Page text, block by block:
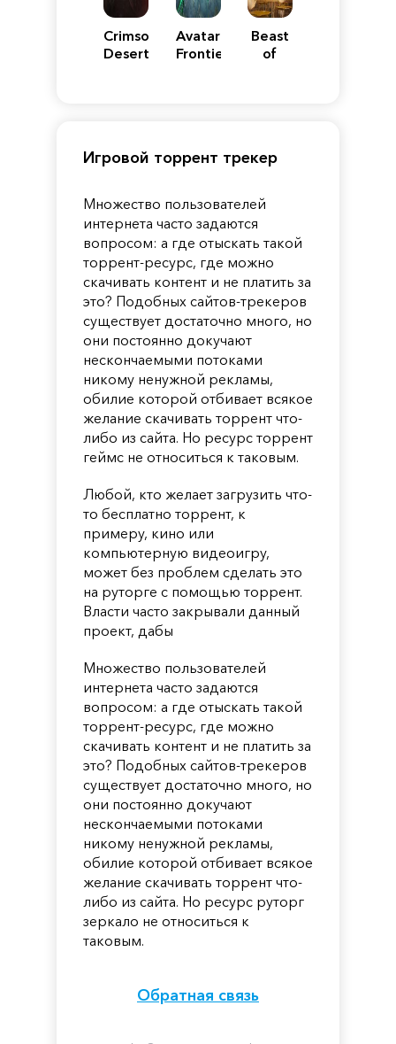
Crimson
Desert
Avatar:
Frontiers
Beast
of
Игровой торрент трекер
Множество пользователей
интернета часто задаются
вопросом: а где отыскать такой
торрент-ресурс, где можно
скачивать контент и не платить за
это? Подобных сайтов-трекеров
существует достаточно много, но
они постоянно докучают
нескончаемыми потоками
никому ненужной рекламы,
обилие которой отбивает всякое
желание скачивать торрент что-
либо из сайта. Но ресурс торрент
геймс не относиться к таковым.
Любой, кто желает загрузить что-
то бесплатно торрент, к
примеру, кино или
компьютерную видеоигру,
может без проблем сделать это
на руторге с помощью торрент.
Власти часто закрывали данный
проект, дабы
Множество пользователей
интернета часто задаются
вопросом: а где отыскать такой
торрент-ресурс, где можно
скачивать контент и не платить за
это? Подобных сайтов-трекеров
существует достаточно много, но
они постоянно докучают
нескончаемыми потоками
никому ненужной рекламы,
обилие которой отбивает всякое
желание скачивать торрент что-
либо из сайта. Но ресурс руторг
зеркало не относиться к
таковым.
Обратная связь